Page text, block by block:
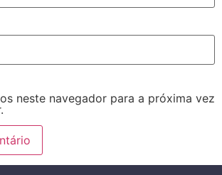
neste navegador para a próxima vez